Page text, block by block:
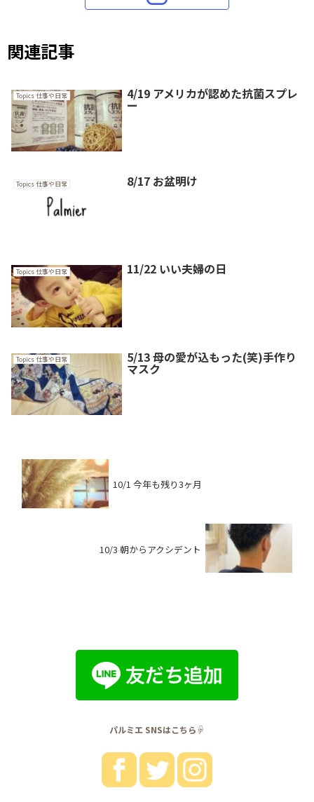
関連記事
Topics 仕事や日常 4/19 アメリカが認めた抗菌スプレ
ー
Topics 仕事や日常 8/17 お盆明け
Topics 仕事や日常 11/22 いい夫婦の日
Topics 仕事や日常 5/13 母の愛が込もった(笑)手作り
マスク
10/1 今年も残り3ヶ月
10/3 朝からアクシデント
パルミエ SNSはこちら☟